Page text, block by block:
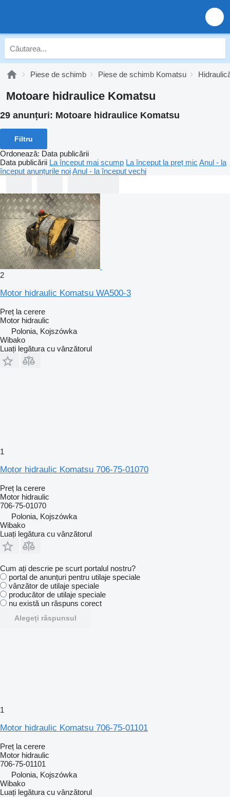
Piese de schimb Piese de schimb Komatsu
Motoare hidraulice Komatsu
29 anunțuri: Motoare hidraulice Komatsu
Filtru
Ordonează: Data publicării
Data publicării La început mai scump La început la preț mic Anul - la
început anunțurile noiAnul - la început vechi
2
Motor hidraulic Komatsu WA500-3
Preț la cerere
Motor hidraulic
Polonia, Kojszówka
Wibako
Luați legătura cu vânzătorul
1
Motor hidraulic Komatsu 706-75-01070
Preț la cerere
Motor hidraulic
706-75-01070
Polonia, Kojszówka
Wibako
Luați legătura cu vânzătorul
Cum ați descrie pe scurt portalul nostru?
portal de anunțuri pentru utilaje speciale
vânzător de utilaje speciale
producător de utilaje speciale
nu există un răspuns corect
Alegeți răspunsul
1
Motor hidraulic Komatsu 706-75-01101
Preț la cerere
Motor hidraulic
706-75-01101
Polonia, Kojszówka
Wibako
Luați legătura cu vânzătorul